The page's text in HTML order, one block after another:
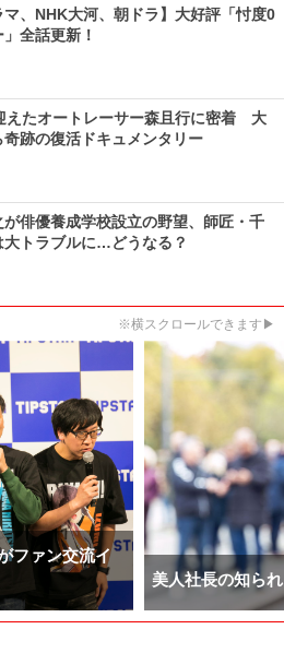
マ、NHK大河、朝ドラ】大好評「忖度0
全話更新！
えたオートレーサー森且行に密着 大
奇跡の復活ドキュメンタリー
が俳優養成学校設立の野望、師匠・千
大トラブルに…どうなる？
※横スクロールできます▶
ファン交流イ
美人社長の知ら